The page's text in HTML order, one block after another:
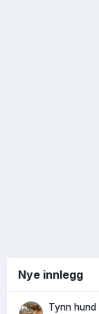
Nye innlegg
Tynn hund